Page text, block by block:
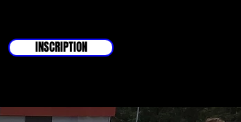
INSCRIPTION